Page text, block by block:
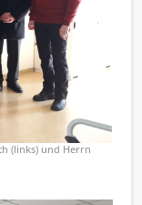
(links) und Herrn